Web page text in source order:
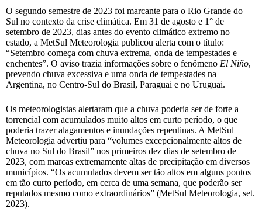
O segundo semestre de 2023 foi marcante para o Rio Grande do
Sul no contexto da crise climática. Em 31 de agosto e 1° de
setembro de 2023, dias antes do evento climático extremo no
estado, a MetSul Meteorologia publicou alerta com o título:
“Setembro começa com chuva extrema, onda de tempestades e
enchentes”. O aviso trazia informações sobre o fenômeno El Niño,
prevendo chuva excessiva e uma onda de tempestades na
Argentina, no Centro-Sul do Brasil, Paraguai e no Uruguai.
Os meteorologistas alertaram que a chuva poderia ser de forte a
torrencial com acumulados muito altos em curto período, o que
poderia trazer alagamentos e inundações repentinas. A MetSul
Meteorologia advertiu para “volumes excepcionalmente altos de
chuva no Sul do Brasil” nos primeiros dez dias de setembro de
2023, com marcas extremamente altas de precipitação em diversos
municípios. “Os acumulados devem ser tão altos em alguns pontos
em tão curto período, em cerca de uma semana, que poderão ser
reputados mesmo como extraordinários” (MetSul Meteorologia, set.
2023).